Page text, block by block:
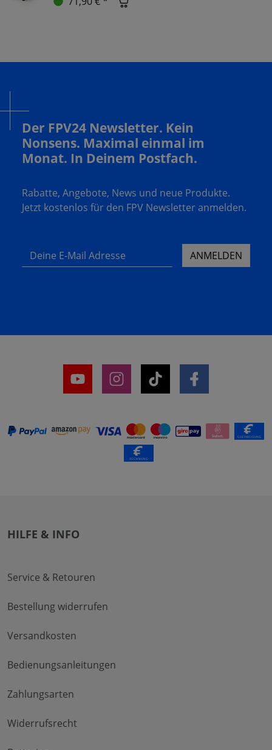
Der FPV24 Newsletter. Kein
Nonsens. Maximal einmal im
Monat. In Deinem Postfach.
Rabatte, Angebote, News und neue Produkte.
Jetzt kostenlos für den FPV Newsletter anmelden.
Deine E-Mail Adresse ANMELDEN
HILFE & INFO
Service & Retouren
Bestellung widerrufen
Versandkosten
Bedienungsanleitungen
Zahlungsarten
Widerrufsrecht